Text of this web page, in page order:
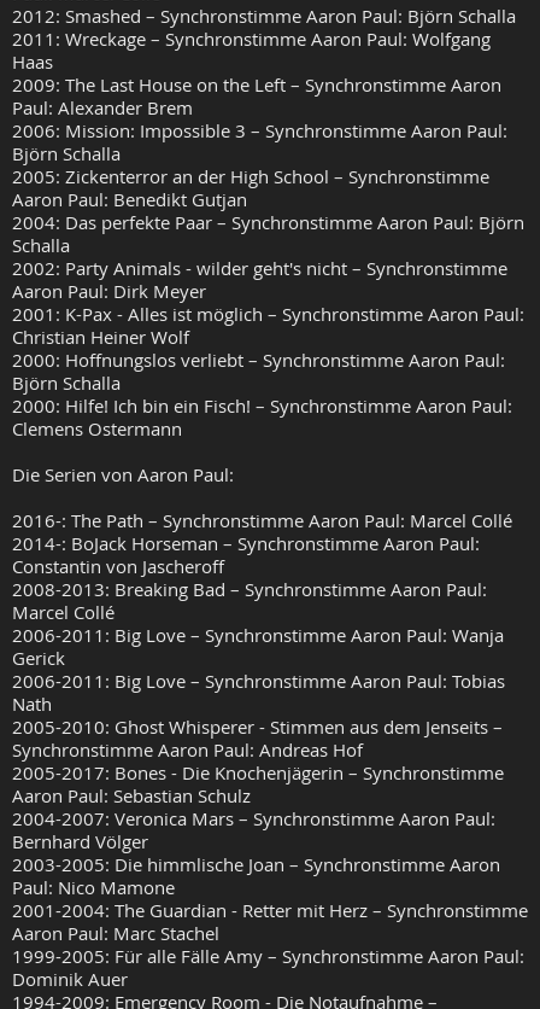
2012: Smashed – Synchronstimme Aaron Paul: Björn Schalla
2011: Wreckage – Synchronstimme Aaron Paul: Wolfgang
Haas
2009: The Last House on the Left – Synchronstimme Aaron
Paul: Alexander Brem
2006: Mission: Impossible 3 – Synchronstimme Aaron Paul:
Björn Schalla
2005: Zickenterror an der High School – Synchronstimme
Aaron Paul: Benedikt Gutjan
2004: Das perfekte Paar – Synchronstimme Aaron Paul: Björn
Schalla
2002: Party Animals - wilder geht's nicht – Synchronstimme
Aaron Paul: Dirk Meyer
2001: K-Pax - Alles ist möglich – Synchronstimme Aaron Paul:
Christian Heiner Wolf
2000: Hoffnungslos verliebt – Synchronstimme Aaron Paul:
Björn Schalla
2000: Hilfe! Ich bin ein Fisch! – Synchronstimme Aaron Paul:
Clemens Ostermann
Die Serien von Aaron Paul:
2016-: The Path – Synchronstimme Aaron Paul: Marcel Collé
2014-: BoJack Horseman – Synchronstimme Aaron Paul:
Constantin von Jascheroff
2008-2013: Breaking Bad – Synchronstimme Aaron Paul:
Marcel Collé
2006-2011: Big Love – Synchronstimme Aaron Paul: Wanja
Gerick
2006-2011: Big Love – Synchronstimme Aaron Paul: Tobias
Nath
2005-2010: Ghost Whisperer - Stimmen aus dem Jenseits –
Synchronstimme Aaron Paul: Andreas Hof
2005-2017: Bones - Die Knochenjägerin – Synchronstimme
Aaron Paul: Sebastian Schulz
2004-2007: Veronica Mars – Synchronstimme Aaron Paul:
Bernhard Völger
2003-2005: Die himmlische Joan – Synchronstimme Aaron
Paul: Nico Mamone
2001-2004: The Guardian - Retter mit Herz – Synchronstimme
Aaron Paul: Marc Stachel
1999-2005: Für alle Fälle Amy – Synchronstimme Aaron Paul:
Dominik Auer
1994-2009: Emergency Room - Die Notaufnahme –